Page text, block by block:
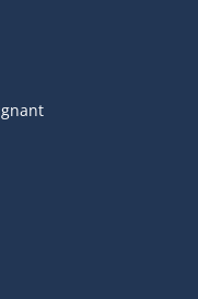
externe s'ouvrira
externe s'ouvrira